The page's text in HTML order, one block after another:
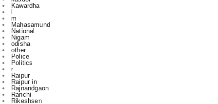
National
Nigam
odisha
other
Police
Politics
r
Raipur
Raipur in
Rajnandgaon
Ranchi
Rikeshsen
Risali
Rojgaar
Santosh Rai
Sports